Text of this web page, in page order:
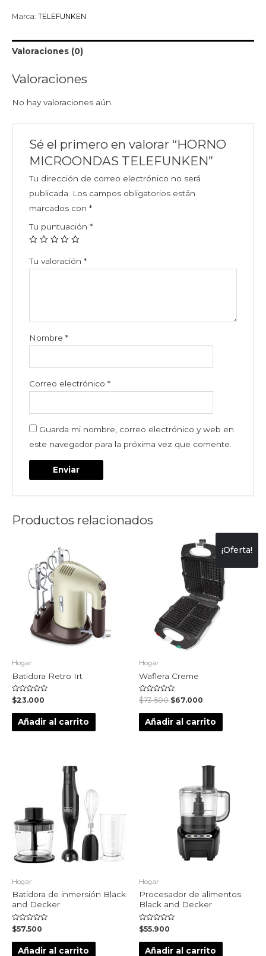
Marca: TELEFUNKEN
Valoraciones (0)
Valoraciones
No hay valoraciones aún.
Sé el primero en valorar “HORNO
MICROONDAS TELEFUNKEN”
Tu dirección de correo electrónico no será
publicada.
Los campos obligatorios están
marcados con*
Tu puntuación*
Tu valoración*
Nombre*
Correo electrónico*
Guarda mi nombre, correo electrónico y web en
este navegador para la próxima vez que comente.
Productos relacionados
Hogar
Batidora Retro Irt
Valorado
en
0
$23.000
Añadir al carrito
¡Oferta!
Hogar
Waflera Creme
Valorado
en
0
$73.500 $67.000
Añadir al carrito
Hogar
Batidora de inmersión Black
and Decker
Valorado
en
0
$57.500
Añadir al carrito
Hogar
Procesador de alimentos
Black and Decker
Valorado
en
0
$55.900
Añadir al carrito